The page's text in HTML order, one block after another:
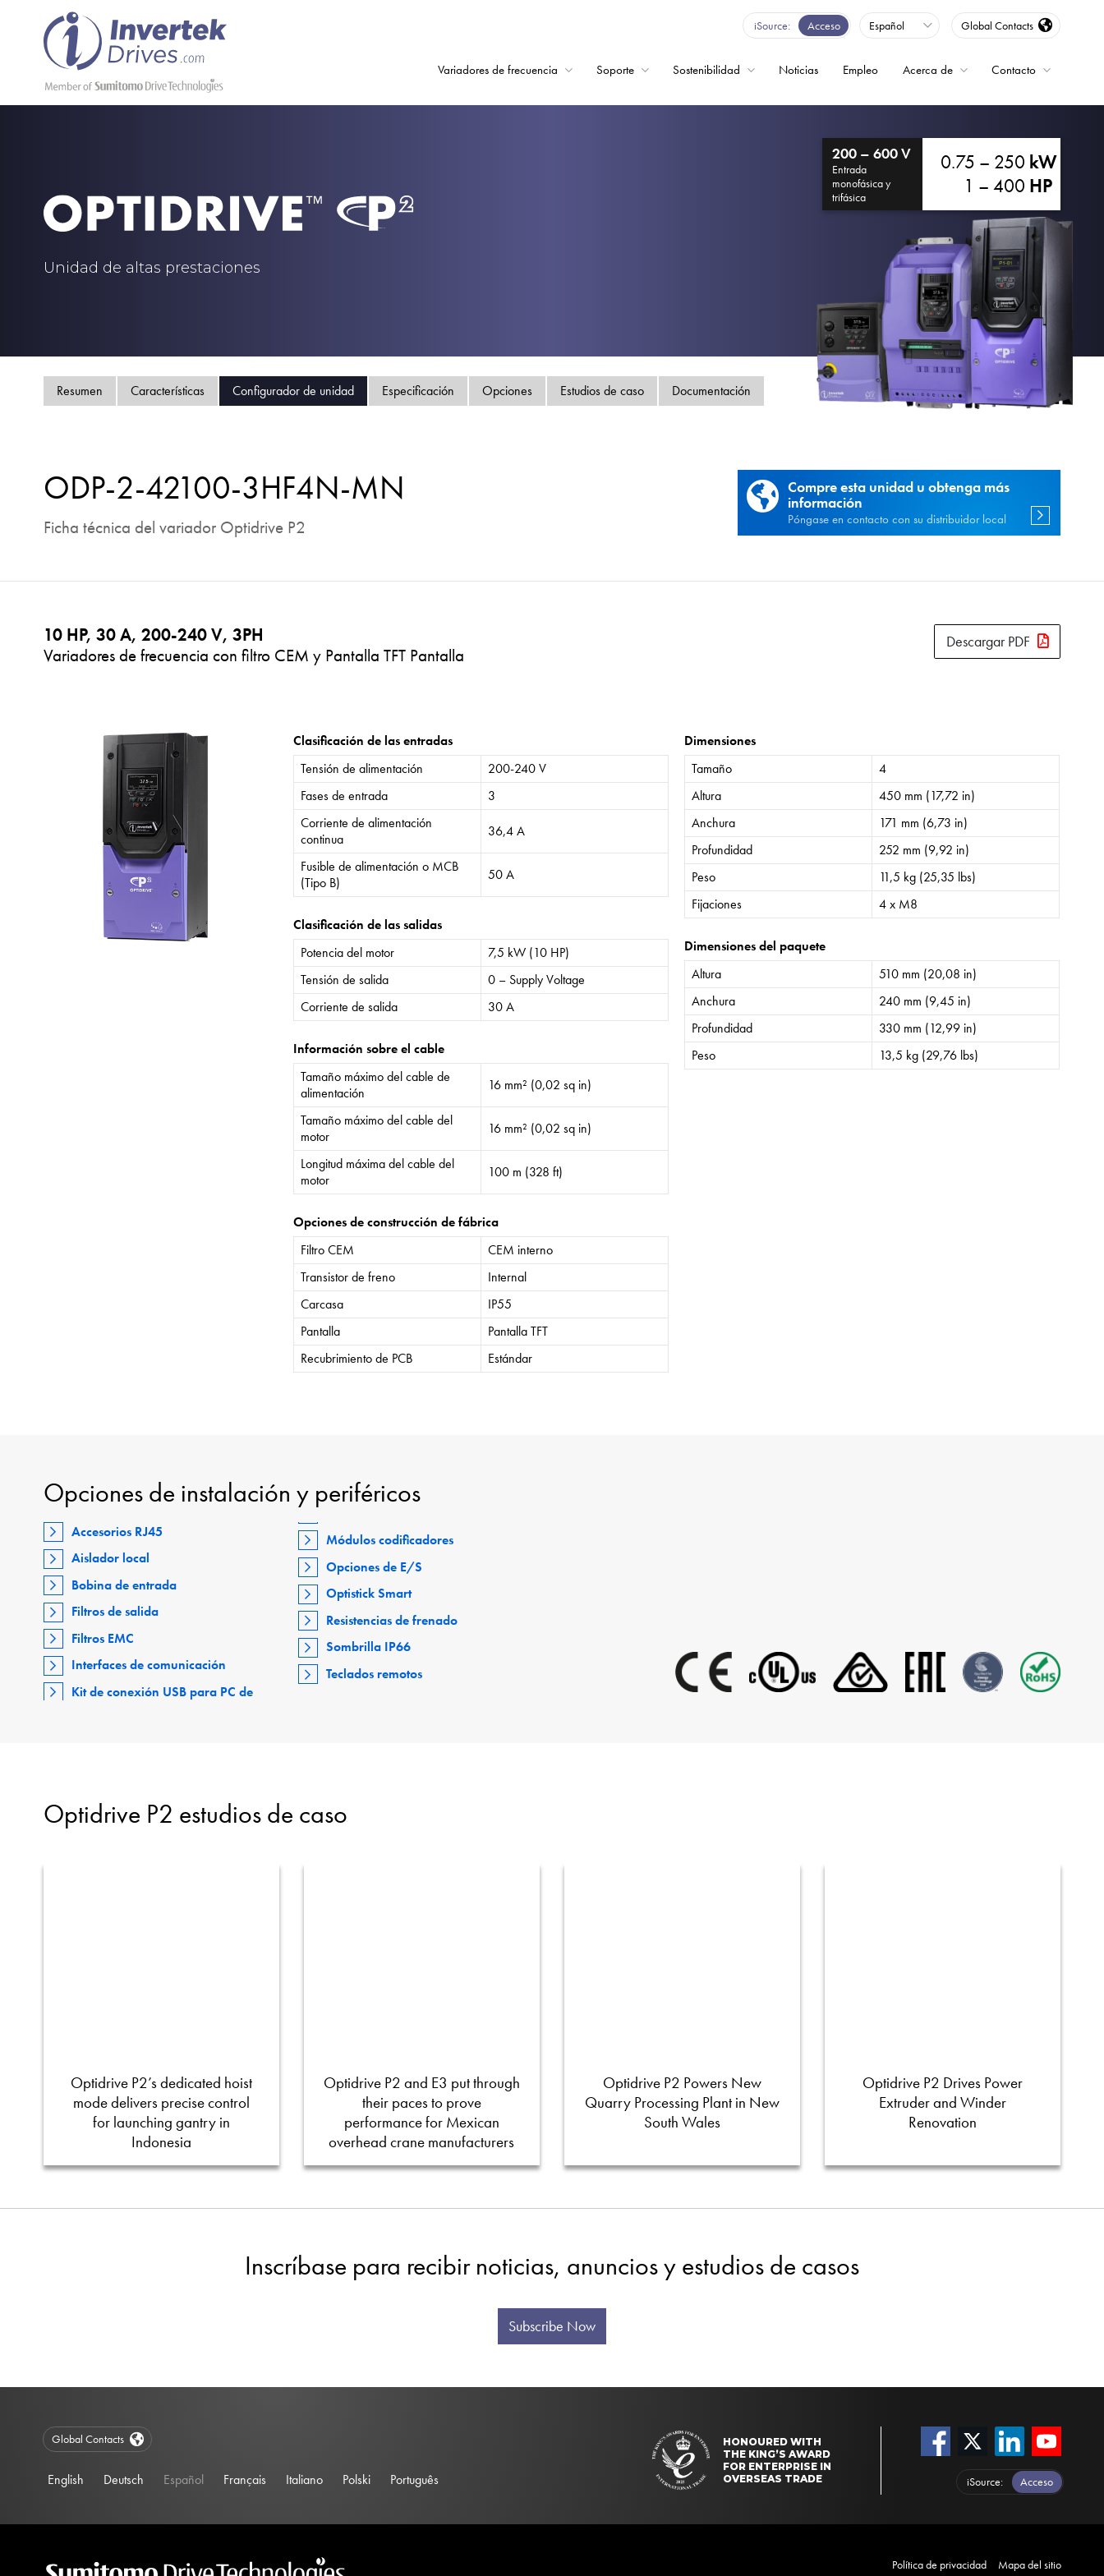
iSource Acceso Español Global Contacts
Variadores de frecuencia Soporte Sostenibilidad Noticias Empleo Acerca de Contacto
Unidad de altas prestaciones
200 – 600 V
Entrada
monofásica y
trifásica
0.75 – 250 kW
1 – 400 HP
Resumen Características Configurador de unidad Especificación Opciones Estudios de caso Documentación
ODP-2-42100-3HF4N-MN
Ficha técnica del variador Optidrive P2
Compre esta unidad u obtenga más
información
Póngase en contacto con su distribuidor local
10 HP, 30 A, 200-240 V, 3PH
Variadores de frecuencia con filtro CEM y Pantalla TFT Pantalla
Descargar PDF
Clasificación de las entradas
Tensión de alimentación
200-240 V
Fases de entrada
3
Corriente de alimentación
continua
36,4 A
Fusible de alimentación o MCB
(Tipo B)
50 A
Clasificación de las salidas
Potencia del motor
7,5 kW (10 HP)
Tensión de salida
0 – Supply Voltage
Corriente de salida
30 A
Información sobre el cable
Tamaño máximo del cable de
alimentación
16 mm² (0,02 sq in)
Tamaño máximo del cable del
motor
16 mm² (0,02 sq in)
Longitud máxima del cable del
motor
100 m (328 ft)
Opciones de construcción de fábrica
Filtro CEM
CEM interno
Transistor de freno
Internal
Carcasa
IP55
Pantalla
Pantalla TFT
Recubrimiento de PCB
Estándar
Dimensiones
Tamaño
4
Altura
450 mm (17,72 in)
Anchura
171 mm (6,73 in)
Profundidad
252 mm (9,92 in)
Peso
11,5 kg (25,35 lbs)
Fijaciones
4 x M8
Dimensiones del paquete
Altura
510 mm (20,08 in)
Anchura
240 mm (9,45 in)
Profundidad
330 mm (12,99 in)
Peso
13,5 kg (29,76 lbs)
Opciones de instalación y periféricos
Accesorios RJ45
Aislador local
Bobina de entrada
Filtros de salida
Filtros EMC
Interfaces de comunicación
Kit de conexión USB para PC de
Módulos codificadores
Opciones de E/S
Optistick Smart
Resistencias de frenado
Sombrilla IP66
Teclados remotos
Optidrive P2 estudios de caso
Optidrive P2’s dedicated hoist
mode delivers precise control
for launching gantry in
Indonesia
Optidrive P2 and E3 put through
their paces to prove
performance for Mexican
overhead crane manufacturers
Optidrive P2 Powers New
Quarry Processing Plant in New
South Wales
Optidrive P2 Drives Power
Extruder and Winder
Renovation
Inscríbase para recibir noticias, anuncios y estudios de casos
Subscribe Now
HONOURED WITH
THE KING’S AWARD
FOR ENTERPRISE IN
OVERSEAS TRADE
iSource Acceso
Global Contacts
English Deutsch Español Français Italiano Polski Português
Política de privacidad Mapa del sitio
Política de privacidad
Mapa del sitio